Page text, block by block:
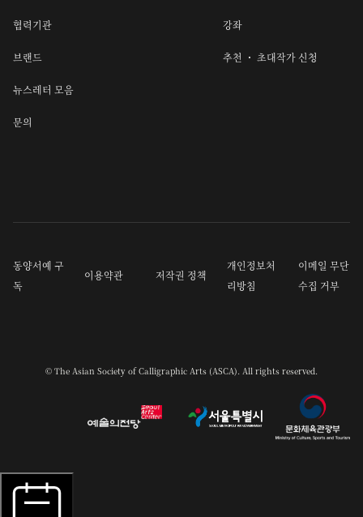
협력기관
브랜드
뉴스레터 모음
문의
강좌
추천 ・ 초대작가 신청
동양서예 구
독
이용약관 저작권 정책
개인정보처
리방침
이메일 무단
수집 거부
© The Asian Society of Calligraphic Arts (ASCA). All rights reserved.